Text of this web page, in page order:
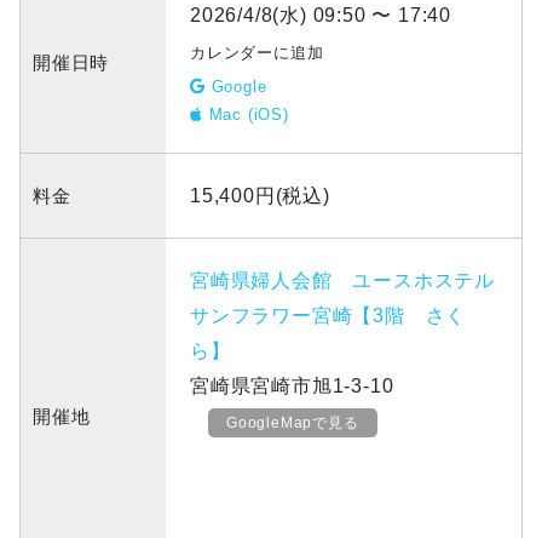
開催日時
2026/4/8(水) 09:50 〜 17:40
カレンダーに追加
Google
Mac (iOS)
料金 15,400円(税込)
開催地
宮崎県婦人会館 ユースホステル
サンフラワー宮崎【3階 さく
ら】
宮崎県宮崎市旭1-3-10
GoogleMapで見る